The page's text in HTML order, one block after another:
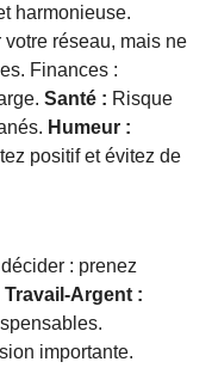
harmonieuse.
réseau, mais ne
Finances :
Santé : Risque
Humeur :
positif et évitez de
: prenez
Travail-Argent :
importante.